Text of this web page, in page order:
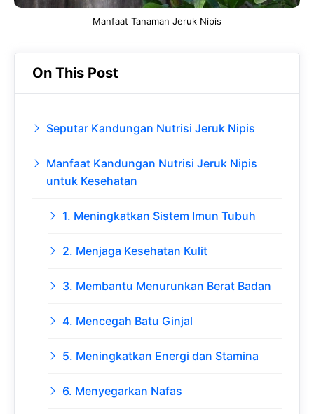
Manfaat Tanaman Jeruk Nipis
On This Post
Seputar Kandungan Nutrisi Jeruk Nipis
Manfaat Kandungan Nutrisi Jeruk Nipis
untuk Kesehatan
1. Meningkatkan Sistem Imun Tubuh
2. Menjaga Kesehatan Kulit
3. Membantu Menurunkan Berat Badan
4. Mencegah Batu Ginjal
5. Meningkatkan Energi dan Stamina
6. Menyegarkan Nafas